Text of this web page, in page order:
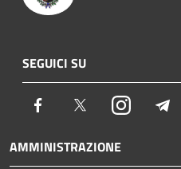
SEGUICI SU
Facebook TwitterInstagram
AMMINISTRAZIONE